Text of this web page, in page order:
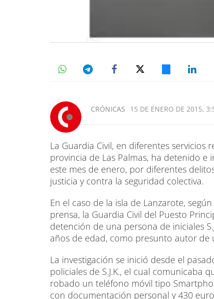
CRÓNICAS 15 DE ENERO DE 2015,
La Guardia Civil, en diferentes servicios
provincia de Las Palmas, ha detenido
este mes de enero, por diferentes
justicia y contra la seguridad colectiva.
En el caso de la isla de Lanzarote,
prensa, la Guardia Civil del Puesto
detención de una persona de iniciales
años de edad, como presunto autor
La investigación se inició desde el
policiales de S.J.K., el cual comunicaba
robado un teléfono móvil tipo
con documentación personal y 430